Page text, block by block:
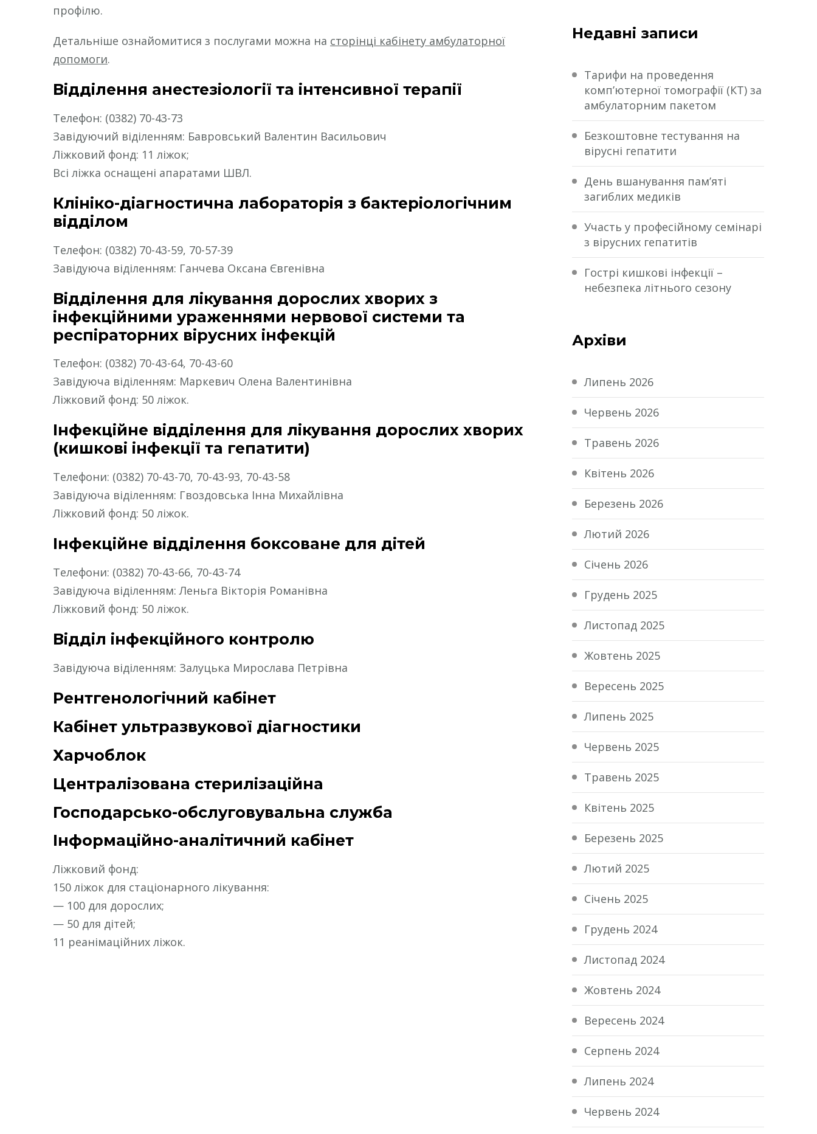
профілю.
Детальніше ознайомитися з послугами можна на сторінці кабінету амбулаторної
допомоги.
Відділення анестезіології та інтенсивної терапії
Телефон: (0382) 70-43-73
Завідуючий віділенням: Бавровський Валентин Васильович
Ліжковий фонд: 11 ліжок;
Всі ліжка оснащені апаратами ШВЛ.
Клініко-діагностична лабораторія з бактеріологічним
відділом
Телефон: (0382) 70-43-59, 70-57-39
Завідуюча віділенням: Ганчева Оксана Євгенівна
Відділення для лікування дорослих хворих з
інфекційними ураженнями нервової системи та
респіраторних вірусних інфекцій
Телефон: (0382) 70-43-64, 70-43-60
Завідуюча віділенням: Маркевич Олена Валентинівна
Ліжковий фонд: 50 ліжок.
Інфекційне відділення для лікування дорослих хворих
(кишкові інфекції та гепатити)
Телефони: (0382) 70-43-70, 70-43-93, 70-43-58
Завідуюча віділенням: Гвоздовська Інна Михайлівна
Ліжковий фонд: 50 ліжок.
Інфекційне відділення боксоване для дітей
Телефони: (0382) 70-43-66, 70-43-74
Завідуюча віділенням: Леньга Вікторія Романівна
Ліжковий фонд: 50 ліжок.
Відділ інфекційного контролю
Завідуюча віділенням: Залуцька Мирослава Петрівна
Рентгенологічний кабінет
Кабінет ультразвукової діагностики
Харчоблок
Централізована стерилізаційна
Господарсько-обслуговувальна служба
Інформаційно-аналітичний кабінет
Ліжковий фонд:
150 ліжок для стаціонарного лікування:
— 100 для дорослих;
— 50 для дітей;
11 реанімаційних ліжок.
Недавні записи
Тарифи на проведення
комп’ютерної томографії (КТ) за
амбулаторним пакетом
Безкоштовне тестування на
вірусні гепатити
День вшанування пам’яті
загиблих медиків
Участь у професійному семінарі
з вірусних гепатитів
Гострі кишкові інфекції –
небезпека літнього сезону
Архіви
Липень 2026
Червень 2026
Травень 2026
Квітень 2026
Березень 2026
Лютий 2026
Січень 2026
Грудень 2025
Листопад 2025
Жовтень 2025
Вересень 2025
Липень 2025
Червень 2025
Травень 2025
Квітень 2025
Березень 2025
Лютий 2025
Січень 2025
Грудень 2024
Листопад 2024
Жовтень 2024
Вересень 2024
Серпень 2024
Липень 2024
Червень 2024